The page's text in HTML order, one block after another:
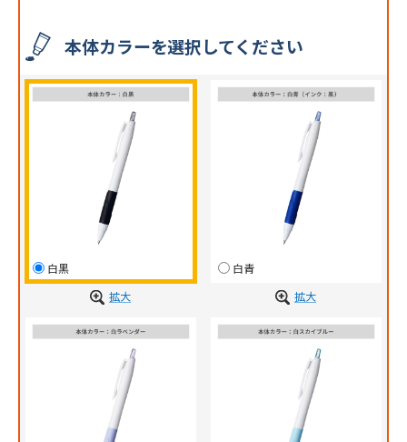
本体カラーを選択してください
白黒
拡大
白青
拡大